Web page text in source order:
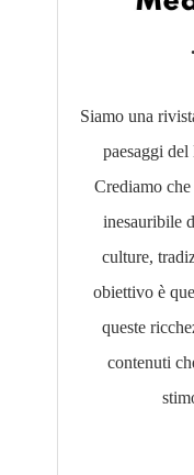
Siamo una
paesaggi
Crediamo
inesauribile
culture,
obiettivo è
queste
contenuti